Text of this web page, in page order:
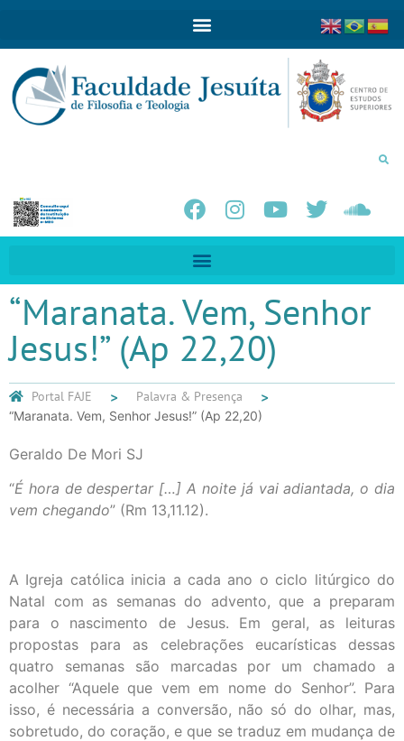
“Maranata. Vem, Senhor
Jesus!” (Ap 22,20)
Portal FAJE Palavra & Presença
“Maranata. Vem, Senhor Jesus!” (Ap 22,20)
Geraldo De Mori SJ
“É hora de despertar […] A noite já vai adiantada, o dia
vem chegando” (Rm 13,11.12).
A Igreja católica inicia a cada ano o ciclo litúrgico do
Natal com as semanas do advento, que a preparam
para o nascimento de Jesus. Em geral, as leituras
propostas para as celebrações eucarísticas dessas
quatro semanas são marcadas por um chamado a
acolher “Aquele que vem em nome do Senhor”. Para
isso, é necessária a conversão, não só do olhar, mas,
sobretudo, do coração, e que se traduz em mudança de